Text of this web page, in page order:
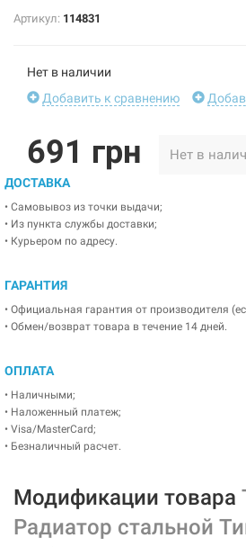
Артикул: 114831
Нет в наличии
Добавить к сравнению
691 грн Нет в
ДОСТАВКА
• Самовывоз из точки выдачи;
• Из пункта службы доставки;
• Курьером по адресу.
ГАРАНТИЯ
• Официальная гарантия от производителя
• Обмен/возврат товара в течение 14 дней.
ОПЛАТА
• Наличными;
• Наложенный платеж;
• Visa/MasterCard;
• Безналичный расчет.
Модификации товара
Радиатор стальной